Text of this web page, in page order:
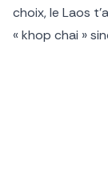
choix, le Laos
« khop chai »